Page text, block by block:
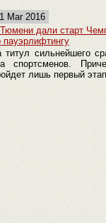
Mar 2016
дали старт
пауэрлифтингу
титул сильнейшего
спортсменов.
лишь первый